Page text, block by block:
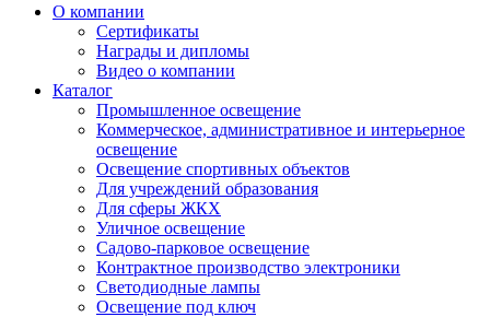
О компании
Сертификаты
Награды и дипломы
Видео о компании
Каталог
Промышленное освещение
Коммерческое, административное и интерьерное
освещение
Освещение спортивных объектов
Для учреждений образования
Для сферы ЖКХ
Уличное освещение
Садово-парковое освещение
Контрактное производство электроники
Светодиодные лампы
Освещение под ключ